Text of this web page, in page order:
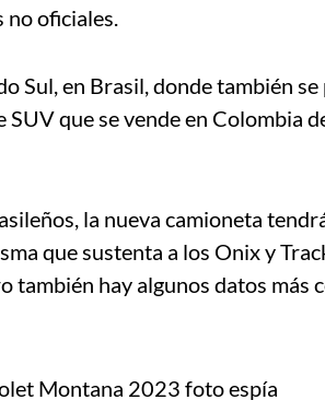
no oficiales.
Sul, en Brasil, donde también
que se vende en Colombia
la nueva camioneta
que sustenta a los Onix y
también hay algunos datos más